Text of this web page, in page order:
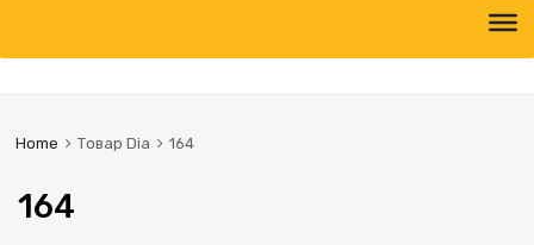
content
Home Товар Dia 164
164